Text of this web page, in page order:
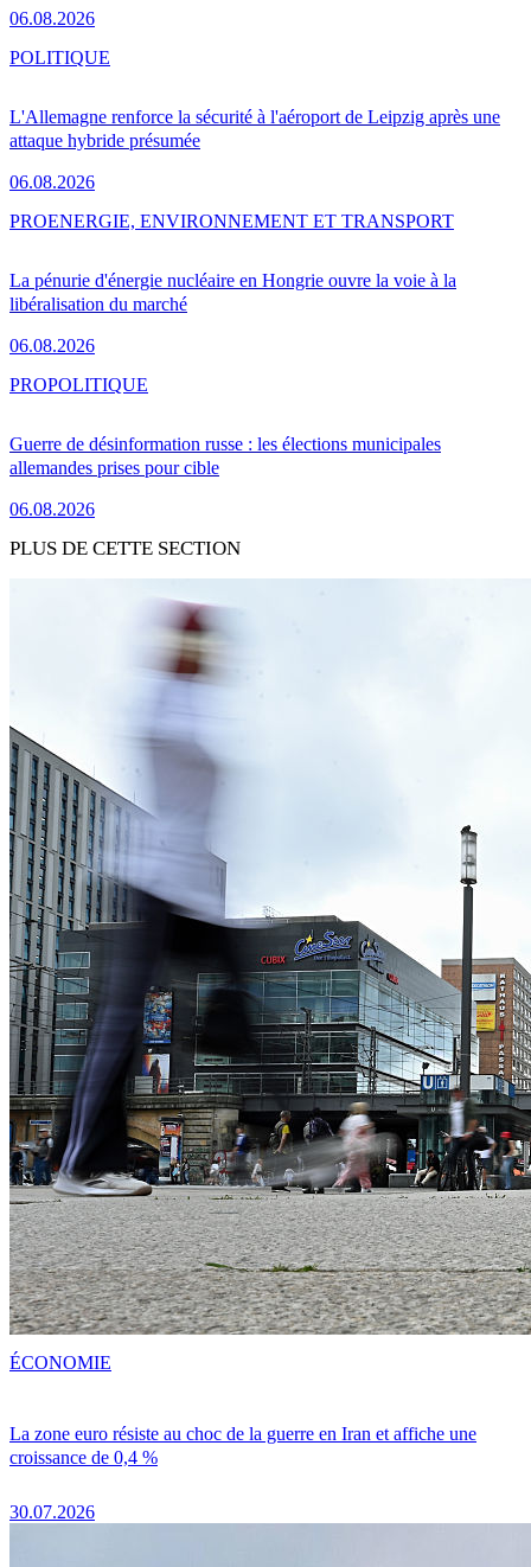
06.08.2026
L'Allemagne renforce la sécurité à l'aéroport de Leipzig après une
attaque hybride présumée
06.08.2026
POLITIQUE
La pénurie d'énergie nucléaire en Hongrie ouvre la voie à la
libéralisation du marché
06.08.2026
PROENERGIE, ENVIRONNEMENT ET TRANSPORT
Guerre de désinformation russe : les élections municipales
allemandes prises pour cible
06.08.2026
PROPOLITIQUE
PLUS DE CETTE SECTION
La zone euro résiste au choc de la guerre en Iran et affiche une
croissance de 0,4 %
30.07.2026
ÉCONOMIE